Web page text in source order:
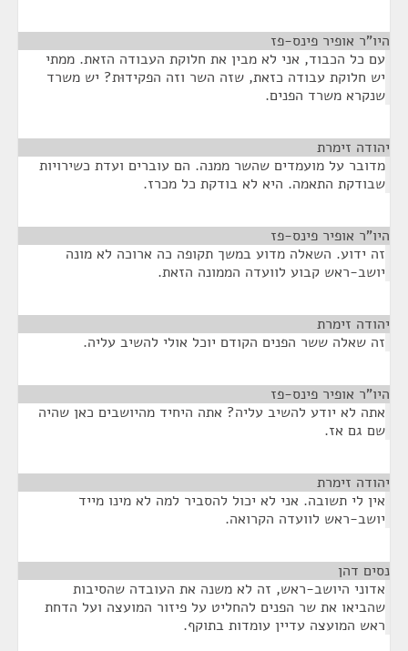
היו"ר אופיר פינס-פז
עם כל הכבוד, אני לא מבין את חלוקת העבודה הזאת. ממתי
יש חלוקת עבודה כזאת, שזה השר וזה הפקידוּת? יש משרד
שנקרא משרד הפנים.
יהודה זימרת
מדובר על מועמדים שהשר ממנה. הם עוברים ועדת כשירויות
שבודקת התאמה. היא לא בודקת כל מכרז.
היו"ר אופיר פינס-פז
זה ידוע. השאלה מדוע במשך תקופה כה ארוכה לא מונה
יושב-ראש קבוע לוועדה הממונה הזאת.
יהודה זימרת
זה שאלה ששר הפנים הקודם יוכל אולי להשיב עליה.
היו"ר אופיר פינס-פז
אתה לא יודע להשיב עליה? אתה היחיד מהיושבים כאן שהיה
שם גם אז.
יהודה זימרת
אין לי תשובה. אני לא יכול להסביר למה לא מינו מייד
יושב-ראש לוועדה הקרואה.
נסים דהן
אדוני היושב-ראש, זה לא משנה את העובדה שהסיבות
שהביאו את שר הפנים להחליט על פיזור המועצה ועל הדחת
ראש המועצה עדיין עומדות בתוקף.